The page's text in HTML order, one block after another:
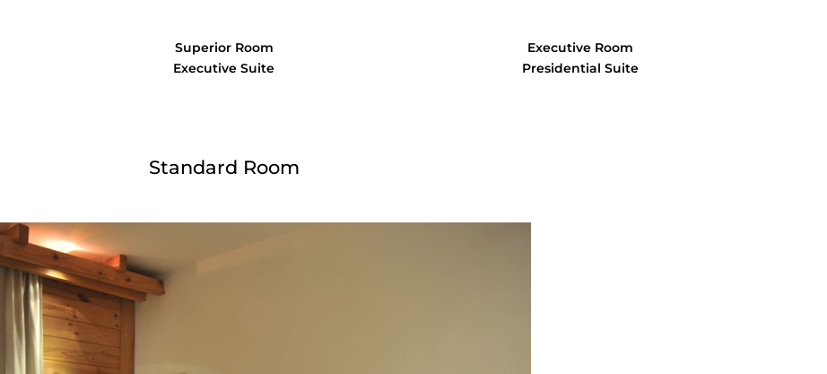
Superior Room
Executive Room
Executive Suite Presidential Suite
Standard Room